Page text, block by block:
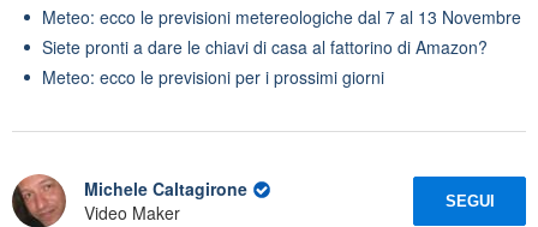
Meteo: ecco le previsioni metereologiche dal 7 al 13 Novembre
Siete pronti a dare le chiavi di casa al fattorino di Amazon?
Meteo: ecco le previsioni per i prossimi giorni
Michele Caltagirone
Video Maker
SEGUI